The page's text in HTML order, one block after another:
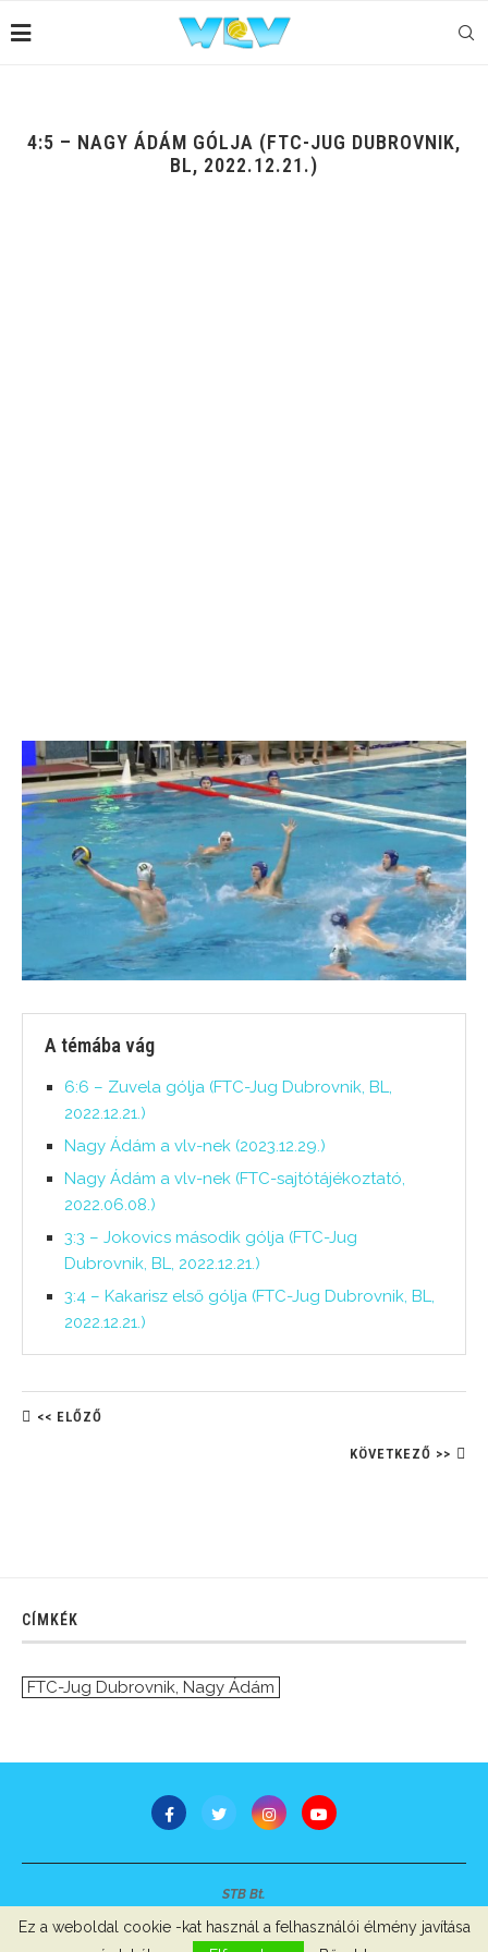
4:5 – NAGY ÁDÁM GÓLJA (FTC-JUG DUBROVNIK,
BL, 2022.12.21.)
A témába vág
6:6 – Zuvela gólja (FTC-Jug Dubrovnik, BL,
2022.12.21.)
Nagy Ádám a vlv-nek (2023.12.29.)
Nagy Ádám a vlv-nek (FTC-sajtótájékoztató,
2022.06.08.)
3:3 – Jokovics második gólja (FTC-Jug
Dubrovnik, BL, 2022.12.21.)
3:4 – Kakarisz első gólja (FTC-Jug Dubrovnik, BL,
2022.12.21.)
<< ELŐZŐ
KÖVETKEZŐ >>
CÍMKÉK
FTC-Jug Dubrovnik, Nagy Ádám
STB Bt.
Szerzői jogok, adatvédelem Impresszum
Ez a weboldal cookie -kat használ a felhasználói élmény javítása